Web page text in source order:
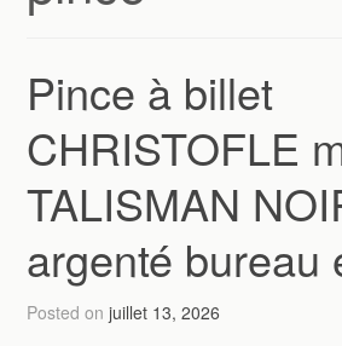
Pince à billet
CHRISTOFLE
TALISMAN
argenté bureau
Posted onjuillet 13, 2026